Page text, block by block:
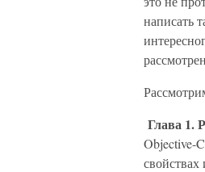
написать
Глава 1.
Objective-